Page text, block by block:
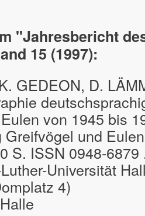
"Jahresbericht
15 (1997):
GEDEON, D.
von 1945 bis
und
S. ISSN 0948-
Universität
4)